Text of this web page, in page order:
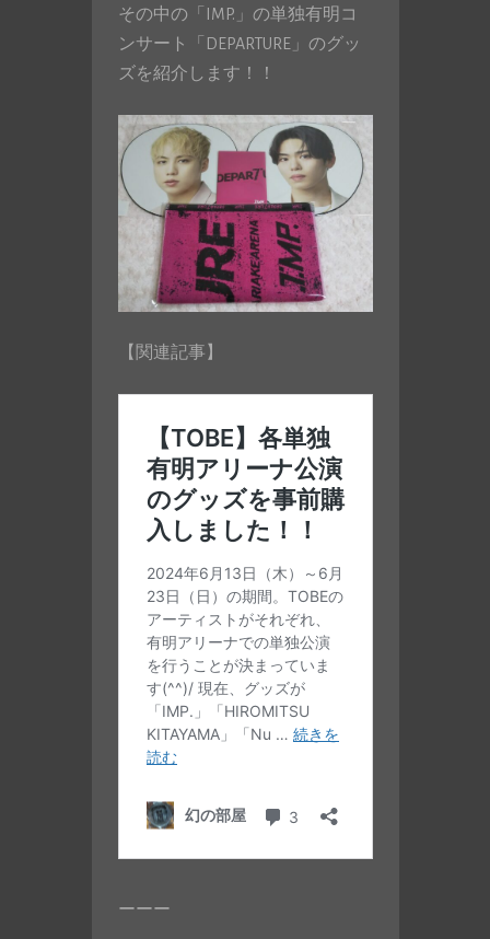
その中の「IMP.」の単独有明コ
ンサート「DEPARTURE」のグッ
ズを紹介します！！
【関連記事】
ーーー